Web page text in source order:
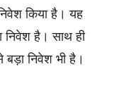
किया है। यह
निवेश है। साथ ही
निवेश भी है।